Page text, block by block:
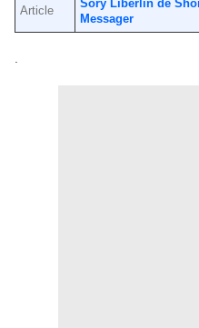
Article
Sory Liberlin de
Messager